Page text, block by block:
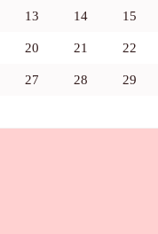
13 14 15
20 21 22
27 28 29